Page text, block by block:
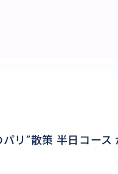
リ”散策 半日コース